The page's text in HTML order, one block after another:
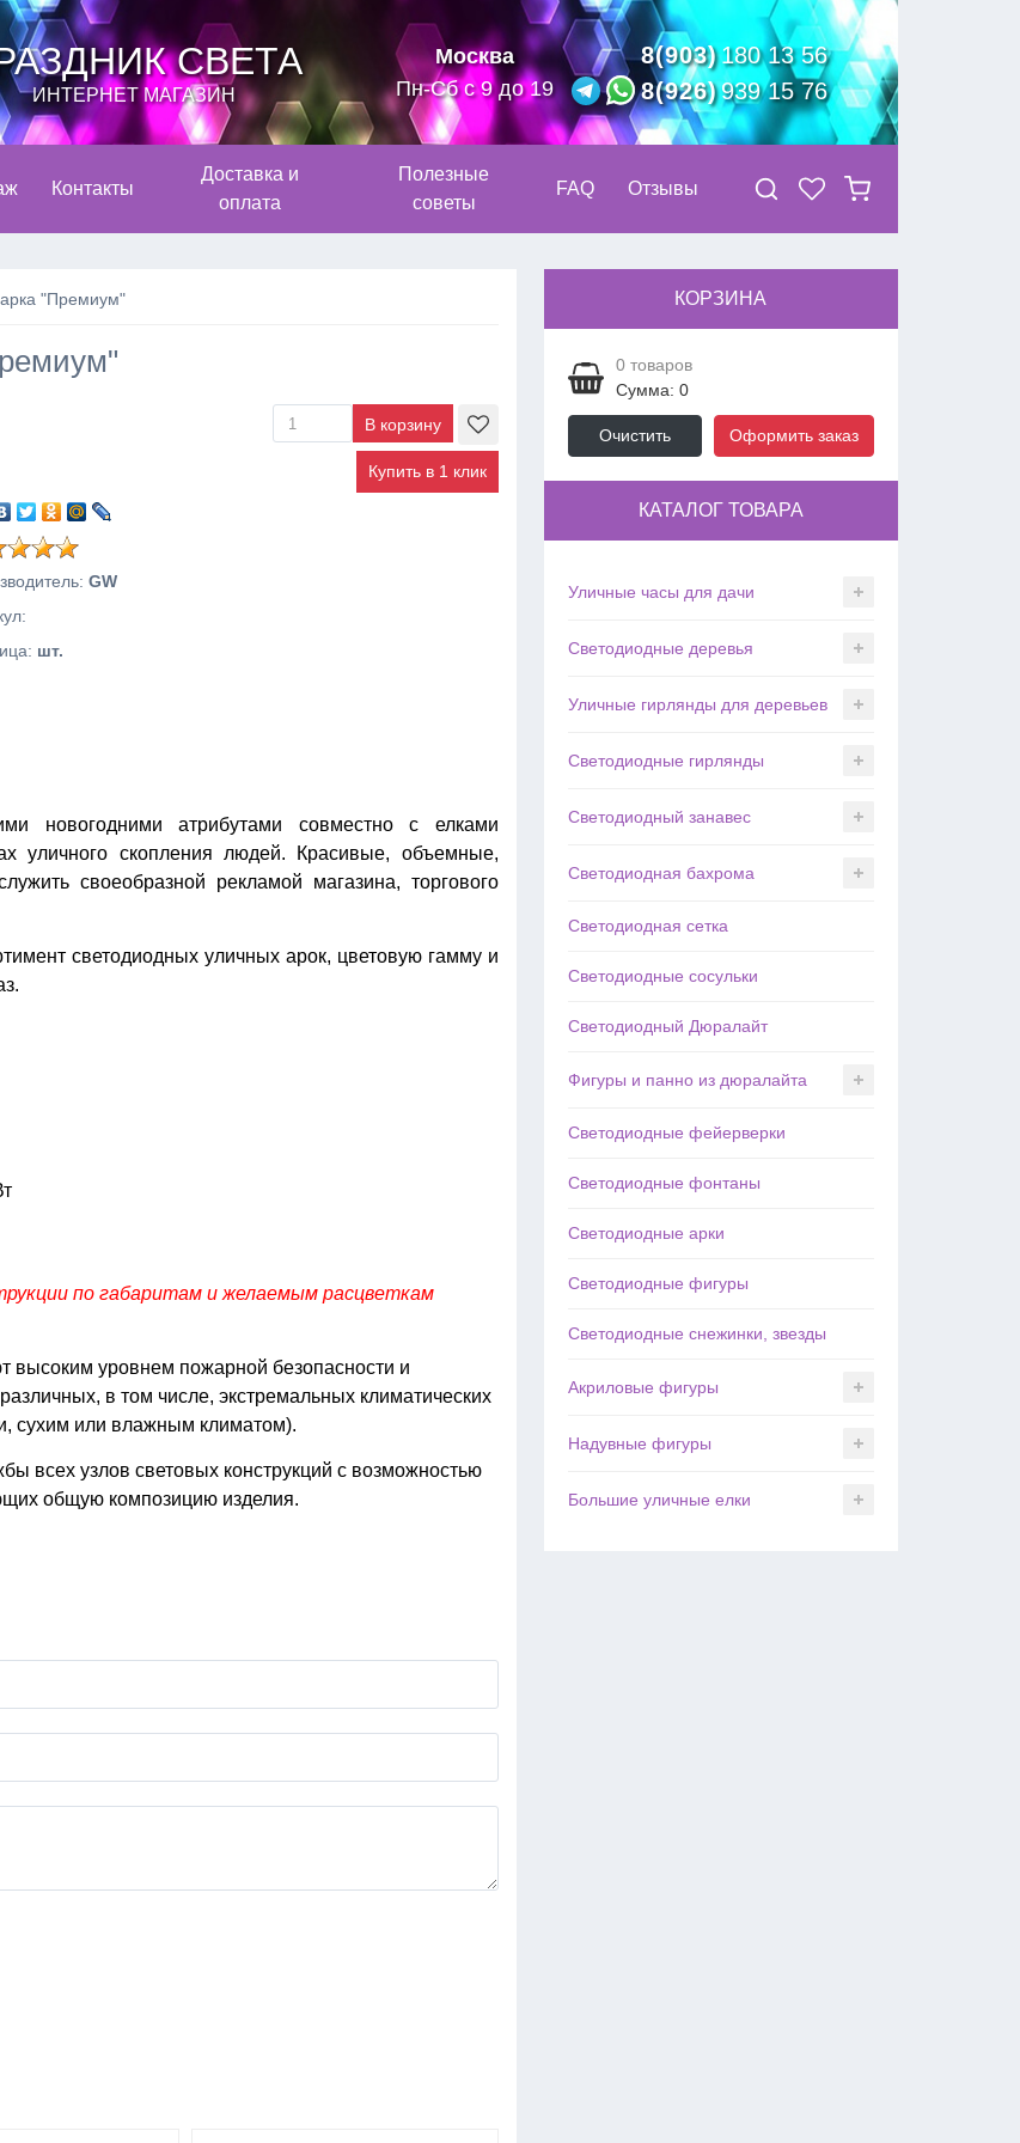
СВЕТА
ИНТЕРНЕТ МАГАЗИН
Москва
Пн-Сб с 9 до 19
8(903)180 13 56
8(926)939 15 76
Контакты
Доставка и
оплата
Полезные
советы
FAQ Отзывы
"Премиум"
Купить в 1 клик
: GW
:
: шт.
новогодними атрибутами совместно с елками
уличного скопления людей. Красивые, объемные,
своеобразной рекламой магазина, торгового
светодиодных уличных арок, цветовую гамму и
по габаритам и желаемым расцветкам
высоким уровнем пожарной безопасности и
в том числе, экстремальных климатических
сухим или влажным климатом).
всех узлов световых конструкций с возможностью
общую композицию изделия.
КОРЗИНА
0товаров
Сумма: 0
Очистить Оформить заказ
КАТАЛОГ ТОВАРА
Уличные часы для дачи
Светодиодные деревья
Уличные гирлянды для деревьев
Светодиодные гирлянды
Светодиодный занавес
Светодиодная бахрома
Светодиодная сетка
Светодиодные сосульки
Светодиодный Дюралайт
Фигуры и панно из дюралайта
Светодиодные фейерверки
Светодиодные фонтаны
Светодиодные арки
Светодиодные фигуры
Светодиодные снежинки, звезды
Акриловые фигуры
Надувные фигуры
Большие уличные елки